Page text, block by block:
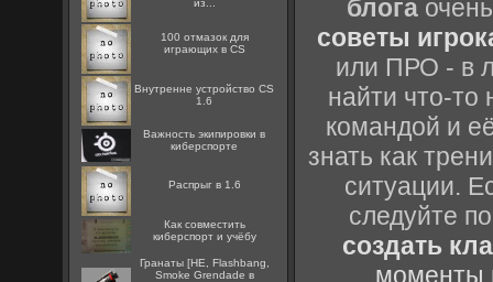
из...
100 отмазок для
играющих в CS
Внутренне устройство CS
1.6
Важность экипировки в
киберспорте
Распрыг в 1.6
Как совместить
киберспорт и учёбу
Гранаты [HE, Flashbang,
Smoke Grendade в
блога
советы
или ПРО - в
найти что-то
командой и
знать как
ситуации.
следуйте
создать
моменты